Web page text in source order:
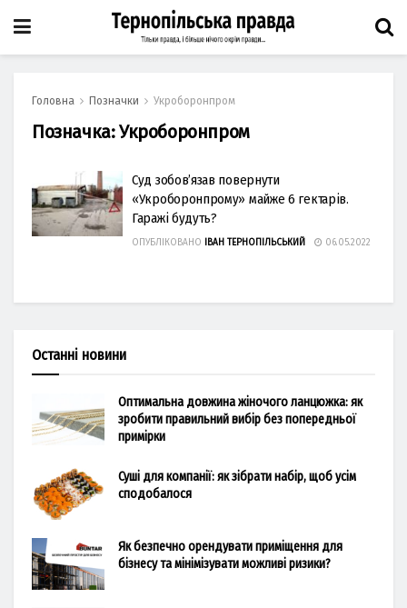
Головна Позначки Укроборонпром
Позначка:Укроборонпром
Суд зобов’язав повернути
«Укроборонпрому» майже 6 гектарів.
Гаражі будуть?
ОПУБЛІКОВАНО ІВАН ТЕРНОПІЛЬСЬКИЙ 06.05.2022
Останні новини
Оптимальна довжина жіночого ланцюжка: як
зробити правильний вибір без попередньої
примірки
Суші для компанії: як зібрати набір, щоб усім
сподобалося
Як безпечно орендувати приміщення для
бізнесу та мінімізувати можливі ризики?